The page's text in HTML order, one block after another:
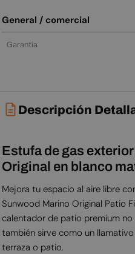
General / comercial
Garantía
Descripción
Estufa de gas
Original en blanco
Mejora tu espacio al aire libre
Sunwood Marino Original Patio
calentador de patio premium
también sirve como un
terraza o patio.